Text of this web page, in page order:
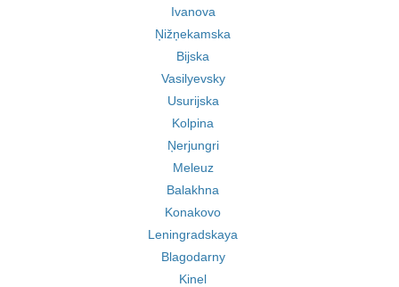
Ivanova
Ņižņekamska
Bijska
Vasilyevsky
Usurijska
Kolpina
Ņerjungri
Meleuz
Balakhna
Konakovo
Leningradskaya
Blagodarny
Kinel